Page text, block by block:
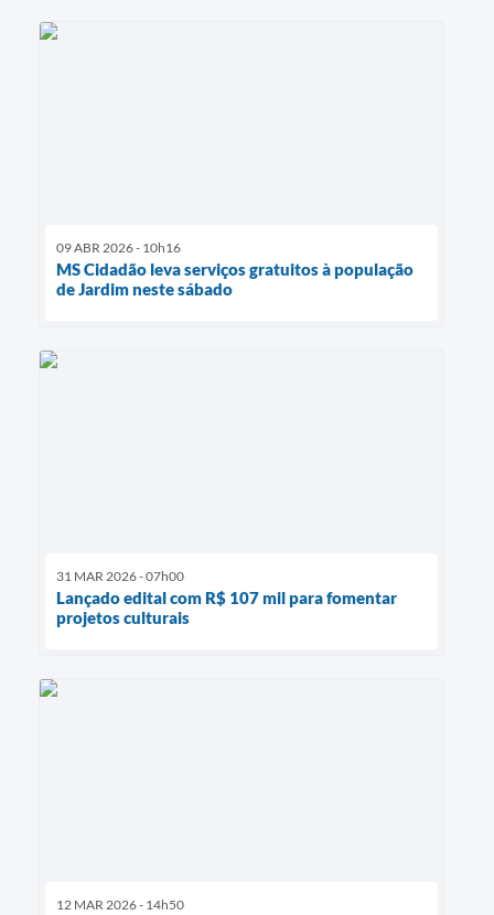
09 ABR 2026 - 10h16
MS Cidadão leva serviços gratuitos à população
de Jardim neste sábado
31 MAR 2026 - 07h00
Lançado edital com R$ 107 mil para fomentar
projetos culturais
12 MAR 2026 - 14h50